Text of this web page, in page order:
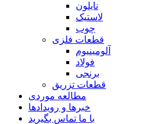
نایلون
لاستیک
چوب
قطعات فلزی
آلومینیوم
فولاد
برنجی
قطعات تزریق
مطالعه موردی
خبرها و رویدادها
با ما تماس بگیرید